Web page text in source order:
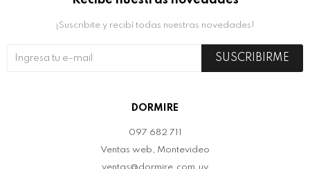
DORMIRE
097 682 711
Ventas web, Montevideo
¡Suscribite y recibí todas nuestras novedades!
SUSCRIBIRME